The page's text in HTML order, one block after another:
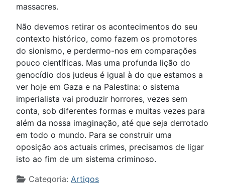
massacres.
Não devemos retirar os acontecimentos do seu
contexto histórico, como fazem os promotores
do sionismo, e perdermo-nos em comparações
pouco científicas. Mas uma profunda lição do
genocídio dos judeus é igual à do que estamos a
ver hoje em Gaza e na Palestina: o sistema
imperialista vai produzir horrores, vezes sem
conta, sob diferentes formas e muitas vezes para
além da nossa imaginação, até que seja derrotado
em todo o mundo. Para se construir uma
oposição aos actuais crimes, precisamos de ligar
isto ao fim de um sistema criminoso.
Detalhes
Categoria: Artigos